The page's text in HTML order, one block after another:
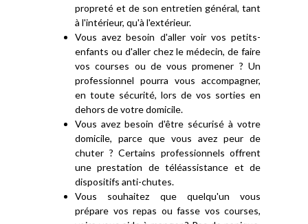
propreté et de son entretien général, tant
à l'intérieur, qu'à l'extérieur.
Vous avez besoin d'aller voir vos petits-
enfants ou d'aller chez le médecin, de faire
vos courses ou de vous promener ? Un
professionnel pourra vous accompagner,
en toute sécurité, lors de vos sorties en
dehors de votre domicile.
Vous avez besoin d'être sécurisé à votre
domicile, parce que vous avez peur de
chuter ? Certains professionnels offrent
une prestation de téléassistance et de
dispositifs anti-chutes.
Vous souhaitez que quelqu'un vous
prépare vos repas ou fasse vos courses,